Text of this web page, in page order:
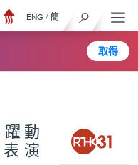
取得
ENG / 簡
躍動
演